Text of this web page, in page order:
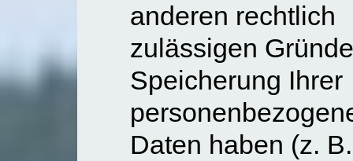
anderen rechtlich
zulässigen
Speicherung Ihrer
Daten haben (z.